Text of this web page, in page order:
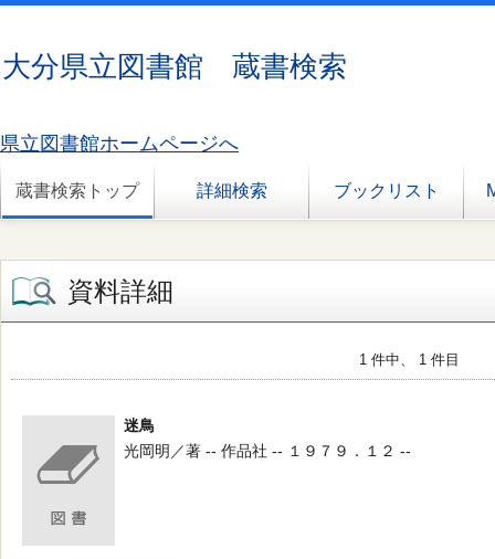
大分県立図書館 蔵書検索
県立図書館ホームページへ
蔵書検索トップ 詳細検索 ブックリスト
資料詳細
1 件中、 1 件目
迷鳥
光岡明／著 -- 作品社 -- １９７９．１２ --